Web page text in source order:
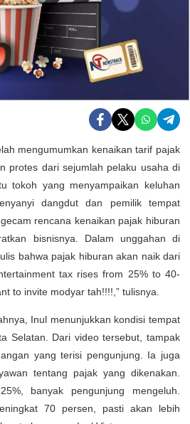
mengumumkan kenaikan tarif pajak
protes dari sejumlah pelaku usaha di
tokoh yang menyampaikan keluhan
dangdut dan pemilik tempat
rencana kenaikan pajak hiburan
bisnisnya. Dalam unggahan di
bahwa pajak hiburan akan naik dari
tax rises from 25% to 40-
to invite modyar tah!!!!,” tulisnya.
Inul menunjukkan kondisi tempat
Selatan. Dari video tersebut, tampak
yang terisi pengunjung. Ia juga
tentang pajak yang dikenakan.
banyak pengunjung mengeluh.
70 persen, pasti akan lebih